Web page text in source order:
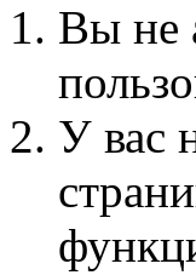
Вы не
У вас